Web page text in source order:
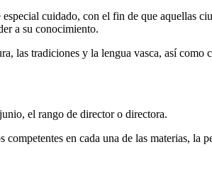
cuidado, con el fin de que aquellas
a su conocimiento.
las tradiciones y la lengua vasca, así como
el rango de director o directora.
en cada una de las materias, la